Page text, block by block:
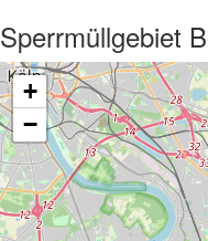
Sperrmüllgebiet
+
−